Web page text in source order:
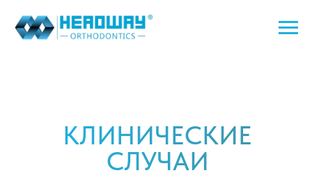
КЛИНИЧЕСКИЕ
СЛУЧАИ